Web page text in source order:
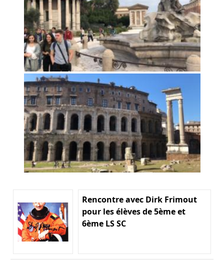
Rencontre avec Dirk Frimout
pour les élèves de 5ème et
6ème LS SC